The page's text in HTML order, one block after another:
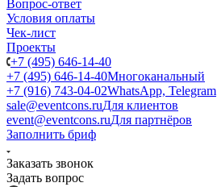
Вопрос-ответ
Условия оплаты
Чек-лист
Проекты
+7 (495) 646-14-40
+7 (495) 646-14-40Многоканальный
+7 (916) 743-04-02WhatsApp, Telegram
sale@eventcons.ruДля клиентов
event@eventcons.ruДля партнёров
Заполнить бриф
Заказать звонок
Задать вопрос